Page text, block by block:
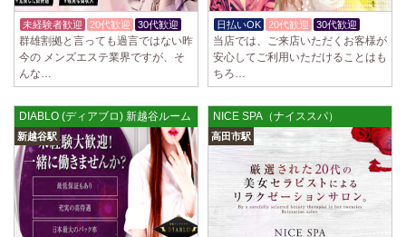
未経験者歓迎 20代歓迎 30代歓迎
群雄割拠と言っても過言ではない昨
今の メンズエステ業界ですが、そ
んな…
日払いOK 20代歓迎 30代歓迎
当店では、ご来店いただくお客様が
安心してご利用いただけることはも
ちろ…
DIABLO (ディアブロ) 新越谷ルーム
新越谷駅
NICE SPA（ナイススパ）
高田市駅